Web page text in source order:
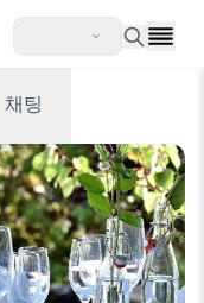
채팅